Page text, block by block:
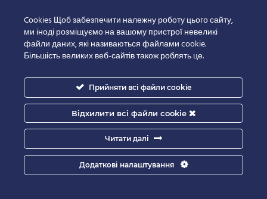
Cookies Щоб забезпечити належну роботу цього сайту,
ми іноді розміщуємо на вашому пристрої невеликі
файли даних, які називаються файлами cookie.
Більшість великих веб-сайтів також роблять це.
Прийняти всі файли cookie
Відхилити всі файли cookie
Читати далі
Додаткові налаштування